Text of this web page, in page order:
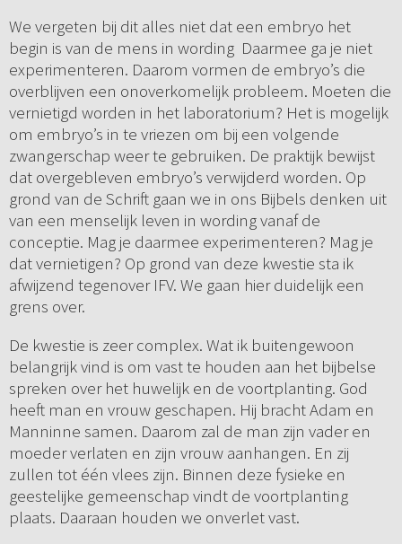
We vergeten bij dit alles niet dat een embryo het
begin is van de mens in wording Daarmee ga je niet
experimenteren. Daarom vormen de embryo’s die
overblijven een onoverkomelijk probleem. Moeten die
vernietigd worden in het laboratorium? Het is mogelijk
om embryo’s in te vriezen om bij een volgende
zwangerschap weer te gebruiken. De praktijk bewijst
dat overgebleven embryo’s verwijderd worden. Op
grond van de Schrift gaan we in ons Bijbels denken uit
van een menselijk leven in wording vanaf de
conceptie. Mag je daarmee experimenteren? Mag je
dat vernietigen? Op grond van deze kwestie sta ik
afwijzend tegenover IFV. We gaan hier duidelijk een
grens over.
De kwestie is zeer complex. Wat ik buitengewoon
belangrijk vind is om vast te houden aan het bijbelse
spreken over het huwelijk en de voortplanting. God
heeft man en vrouw geschapen. Hij bracht Adam en
Manninne samen. Daarom zal de man zijn vader en
moeder verlaten en zijn vrouw aanhangen. En zij
zullen tot één vlees zijn. Binnen deze fysieke en
geestelijke gemeenschap vindt de voortplanting
plaats. Daaraan houden we onverlet vast.